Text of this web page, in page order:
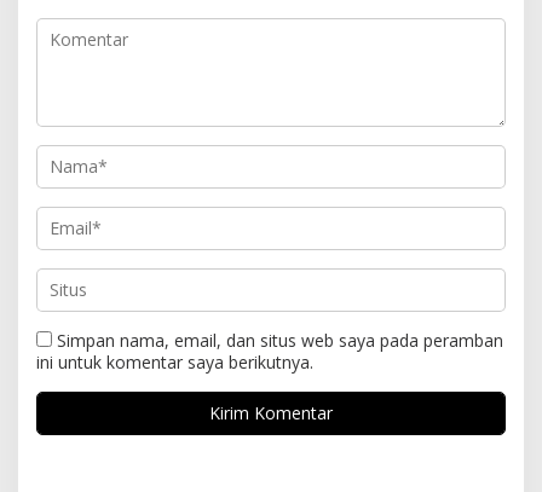
Simpan nama, email, dan situs web saya pada peramban
ini untuk komentar saya berikutnya.